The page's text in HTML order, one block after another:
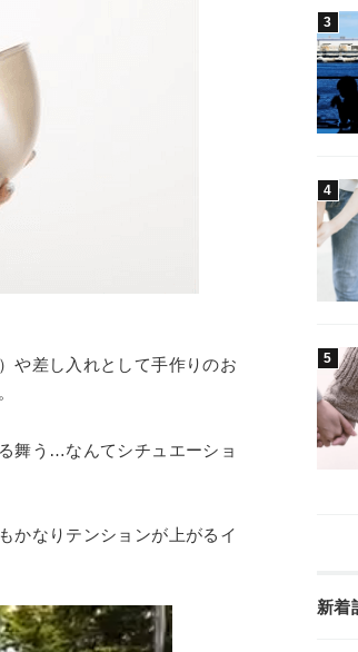
や差し入れとして手作りのお
舞う…なんてシチュエーショ
かなりテンションが上がるイ
新着